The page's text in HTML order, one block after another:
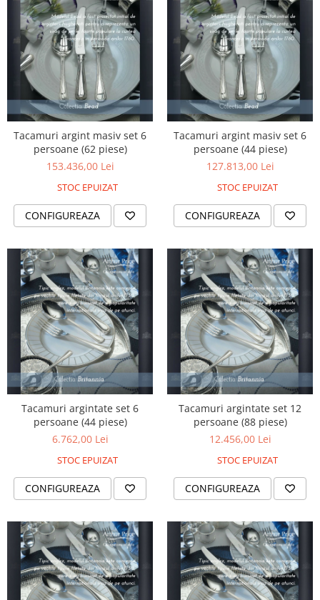
SERENDIPITY GOLD
SERENDIPITY PLATINUM
CHELSEA
MEDICEA
CELESTIAL
PATCHWORK WILLOW
BLUE LILY
HIBISCUS
SWAN
FLORENTINE TURQUOISE
ANTHEMION GREY
ORCHARD
CREATURES OF CURIOSITY
JARDIN
RENAISSANCE RED
SERENDIPITY WHITE
FLOWER FESTIVAL BLUE
FLOWER FESTIVAL RED
LOVE BIRDS
CHIQUE VERDE
CHIQUE ROZ
CHIQUE STRIPES VERDE
Renaissance Grey
Royal White
Tacamuri argint masiv set 6
persoane (62 piese)
153.436,00 Lei
STOC EPUIZAT
CONFIGUREAZA
Tacamuri argint masiv set 6
persoane (44 piese)
127.813,00 Lei
STOC EPUIZAT
CONFIGUREAZA
Tacamuri argintate set 6
persoane (44 piese)
6.762,00 Lei
STOC EPUIZAT
CONFIGUREAZA
Tacamuri argintate set 12
persoane (88 piese)
12.456,00 Lei
STOC EPUIZAT
CONFIGUREAZA